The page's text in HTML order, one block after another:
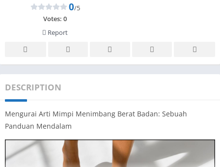
0/5
Votes: 0
Report
DESCRIPTION
Mengurai Arti Mimpi Menimbang Berat Badan: Sebuah
Panduan Mendalam